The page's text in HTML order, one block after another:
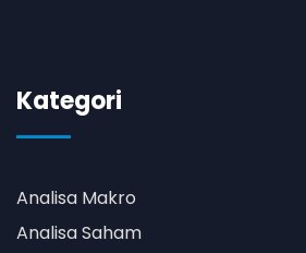
Kategori
Analisa Makro
Analisa Saham